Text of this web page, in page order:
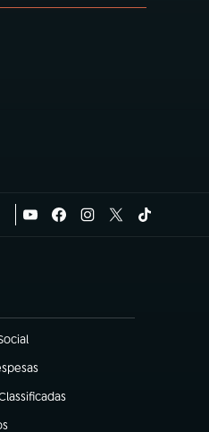
aba)
aba)
aba)